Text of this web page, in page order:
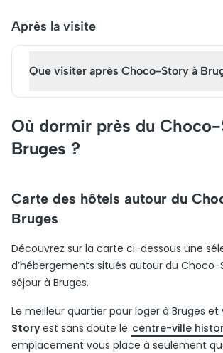
Après la visite
Que visiter après Choco-Story à
Où dormir près du
Bruges ?
Carte des hôtels autour du
Bruges
Découvrez sur la carte ci-dessous une
d’hébergements situés autour du Choco-
séjour à Bruges.
Le meilleur quartier pour loger à Bruges et
Storyest sans doute le centre-ville
emplacement vous place à seulement